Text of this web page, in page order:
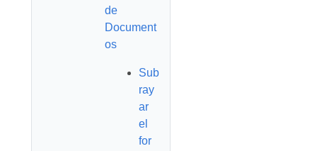
de
Document
os
Sub
ray
ar
el
for